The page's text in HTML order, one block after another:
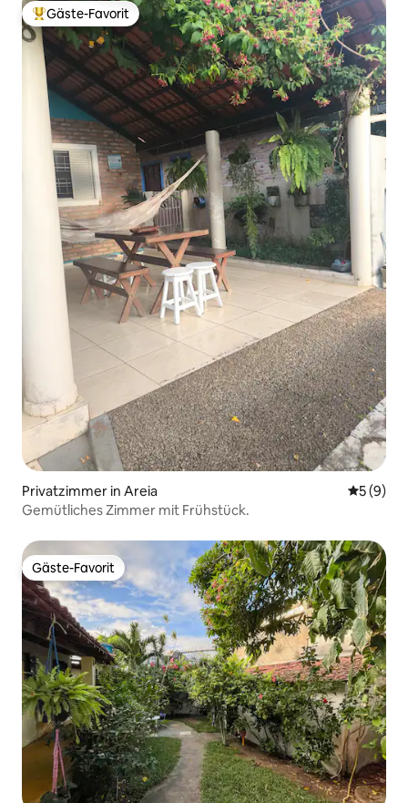
Beliebter Gäste-Favorit.
Gäste-Favorit
Privatzimmer in Areia
5 (9)
Gemütliches Zimmer mit Frühstück.
Gäste-Favorit
Gäste-Favorit